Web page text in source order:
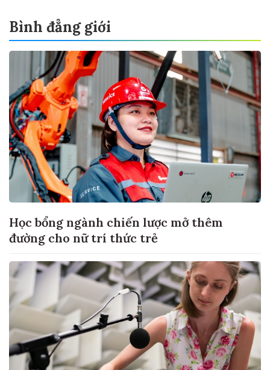
Bình đẳng giới
Học bổng ngành chiến lược mở thêm
đường cho nữ trí thức trẻ